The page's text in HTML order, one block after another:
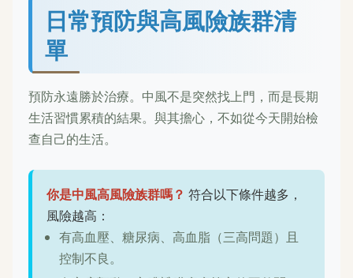
日常預防與高風險族群清
單
預防永遠勝於治療。中風不是突然找上門，而是長期
生活習慣累積的結果。與其擔心，不如從今天開始檢
查自己的生活。
你是中風高風險族群嗎？ 符合以下條件越多，
風險越高：
有高血壓、糖尿病、高血脂（三高問題）且
控制不良。